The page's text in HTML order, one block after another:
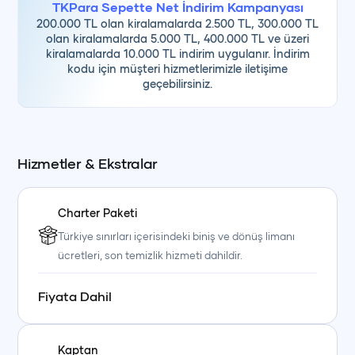
TKPara Sepette Net İndirim Kampanyası
200.000 TL olan kiralamalarda 2.500 TL, 300.000 TL
olan kiralamalarda 5.000 TL, 400.000 TL ve üzeri
kiralamalarda 10.000 TL indirim uygulanır. İndirim
kodu için müşteri hizmetlerimizle iletişime
geçebilirsiniz.
Hizmetler & Ekstralar
Charter Paketi
Türkiye sınırları içerisindeki biniş ve dönüş limanı
ücretleri, son temizlik hizmeti dahildir.
Fiyata Dahil
Kaptan